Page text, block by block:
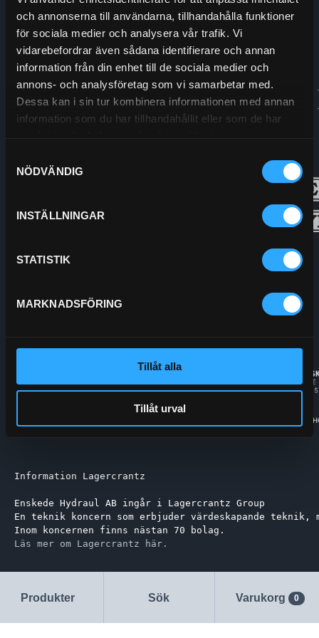
och annonserna till användarna, tillhandahålla funktioner
för sociala medier och analysera vår trafik. Vi
vidarebefordrar även sådana identifierare och annan
information från din enhet till de sociala medier och
annons- och analysföretag som vi samarbetar med.
Dessa kan i sin tur kombinera informationen med annan
information som du har tillhandahållit eller som de har
NÖDVÄNDIG
INSTÄLLNINGAR
STATISTIK
MARKNADSFÖRING
Tillåt alla
Tillåt urval
Produkter Sök Varukorg 0
Information Lagercrantz
Enskede Hydraul AB ingår i Lagercrantz Group
En teknik koncern som erbjuder värdeskapande
Inom koncernen finns nästan 70 bolag.
Läs mer om Lagercrantz här.
Org.nr: 556208-5778